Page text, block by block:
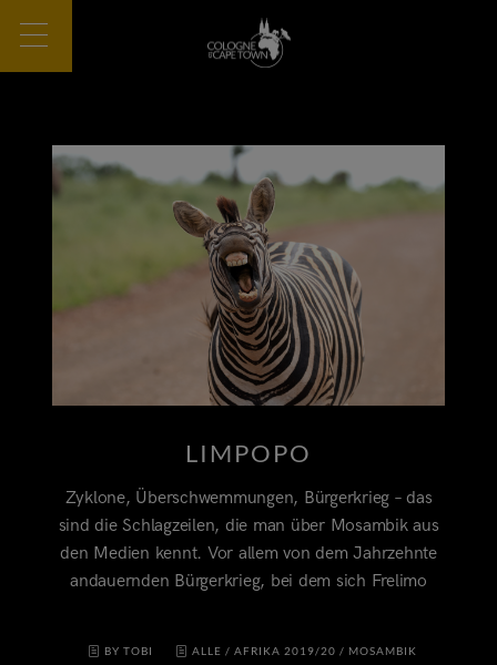
LIMPOPO
Zyklone, Überschwemmungen, Bürgerkrieg – das
sind die Schlagzeilen, die man über Mosambik aus
den Medien kennt. Vor allem von dem Jahrzehnte
andauernden Bürgerkrieg, bei dem sich Frelimo
BY TOBI ALLE /AFRIKA 2019/20 / MOSAMBIK